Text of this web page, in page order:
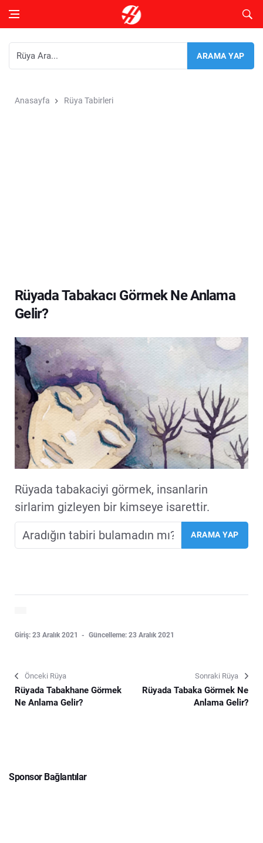
Anasayfa Rüya Tabirleri
Rüyada Tabakacı Görmek Ne Anlama
Gelir?
Rüyada tabakaciyi görmek, insanlarin
sirlarim gizleyen bir kimseye isarettir.
Giriş: 23 Aralık 2021 Güncelleme: 23 Aralık 2021
Önceki Rüya
Rüyada Tabakhane Görmek
Ne Anlama Gelir?
Sonraki Rüya
Rüyada Tabaka Görmek Ne
Anlama Gelir?
Sponsor Bağlantılar